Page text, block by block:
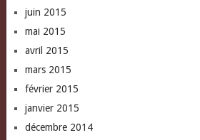
juin 2015
mai 2015
avril 2015
mars 2015
février 2015
janvier 2015
décembre 2014